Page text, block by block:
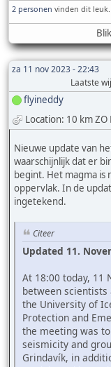
2 personen vinden dit leuk.
za 11 nov 2023 - 22:43
Laatste
flyineddy
Location: 10 km ZO
Nieuwe update van
waarschijnlijk dat er
begint. Het magma
oppervlak. In de
ingetekend.
Citeer
Updated 11.
At 18:00 today, 11
between
the University of
Protection and
the meeting was
seismicity and
Grindavík, in